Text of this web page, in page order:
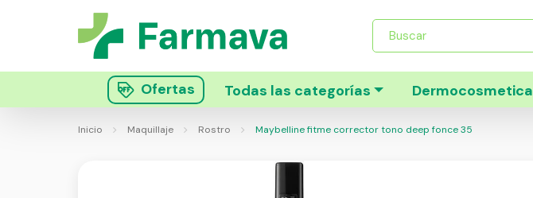
Búsqueda
productos
Ofertas Todas las categorías Dermocosmetica
Inicio Maquillaje Rostro Maybelline fitme corrector tono deep fonce 35